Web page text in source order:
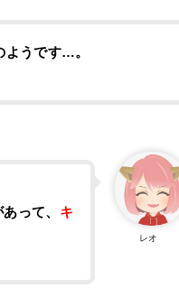
ようです…。
レオ
って、 キ